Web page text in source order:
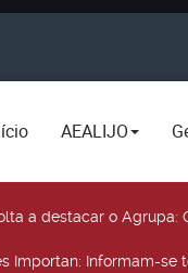
AEALIJO
a destacar o Agrupa:
Importan: Informam-se